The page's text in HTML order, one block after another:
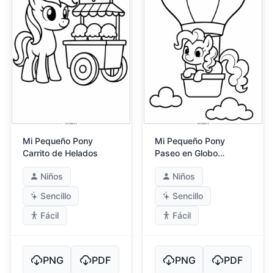
Mi Pequeño Pony
Carrito de Helados
Niños
Sencillo
Fácil
PNG PDF
Mi Pequeño Pony
Paseo en Globo
Aerostático
Niños
Sencillo
Fácil
PNG PDF